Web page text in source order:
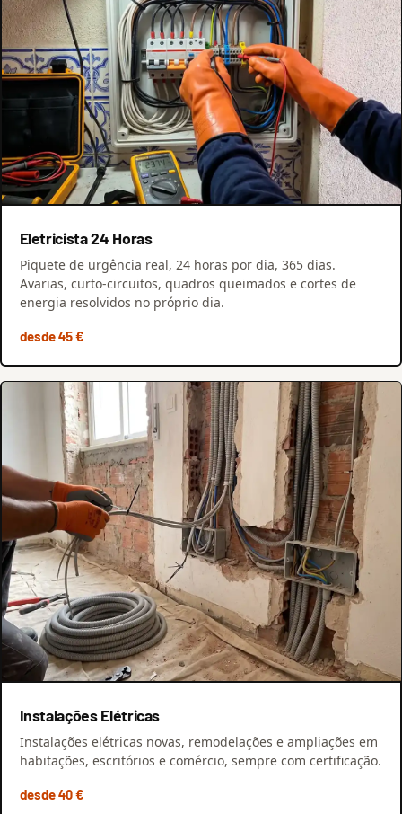
Eletricista 24 Horas
Piquete de urgência real, 24 horas por dia, 365 dias.
Avarias, curto-circuitos, quadros queimados e cortes de
energia resolvidos no próprio dia.
desde 45 €
Instalações Elétricas
Instalações elétricas novas, remodelações e ampliações em
habitações, escritórios e comércio, sempre com certificação.
desde 40 €